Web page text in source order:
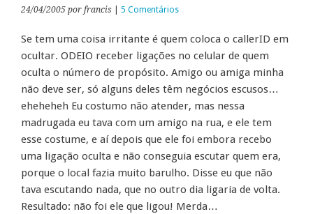
24/04/2005 por francis 5 Comentários
Se tem uma coisa irritante é quem coloca o callerID em
ocultar. ODEIO receber ligações no celular de quem
oculta o número de propósito. Amigo ou amiga minha
não deve ser, só alguns deles têm negócios escusos…
eheheheh Eu costumo não atender, mas nessa
madrugada eu tava com um amigo na rua, e ele tem
esse costume, e aí depois que ele foi embora recebo
uma ligação oculta e não conseguia escutar quem era,
porque o local fazia muito barulho. Disse eu que não
tava escutando nada, que no outro dia ligaria de volta.
Resultado: não foi ele que ligou! Merda…